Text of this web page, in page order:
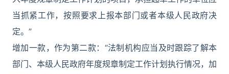
当抓紧工作，按照要求上报本部门或者本级人民政府决
定。”
增加一款，作为第二款：“法制机构应当及时跟踪了解本
部门、本级人民政府年度规章制定工作计划执行情况，加